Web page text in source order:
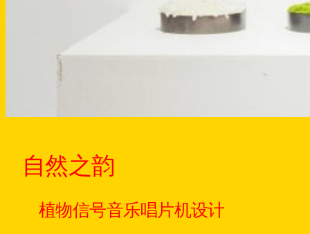
自然之韵
植物信号音乐唱片机设计